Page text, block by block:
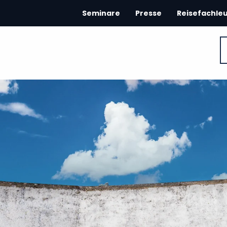
Seminare Presse